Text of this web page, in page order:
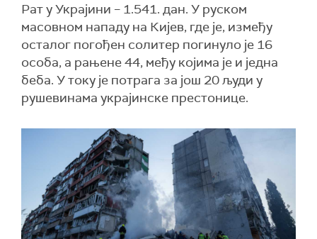
Рат у Украјини – 1.541. дан. У руском
масовном нападу на Кијев, где је, између
осталог погођен солитер погинуло је 16
особа, а рањене 44, међу којима је и једна
беба. У току је потрага за још 20 људи у
рушевинама украјинске престонице.